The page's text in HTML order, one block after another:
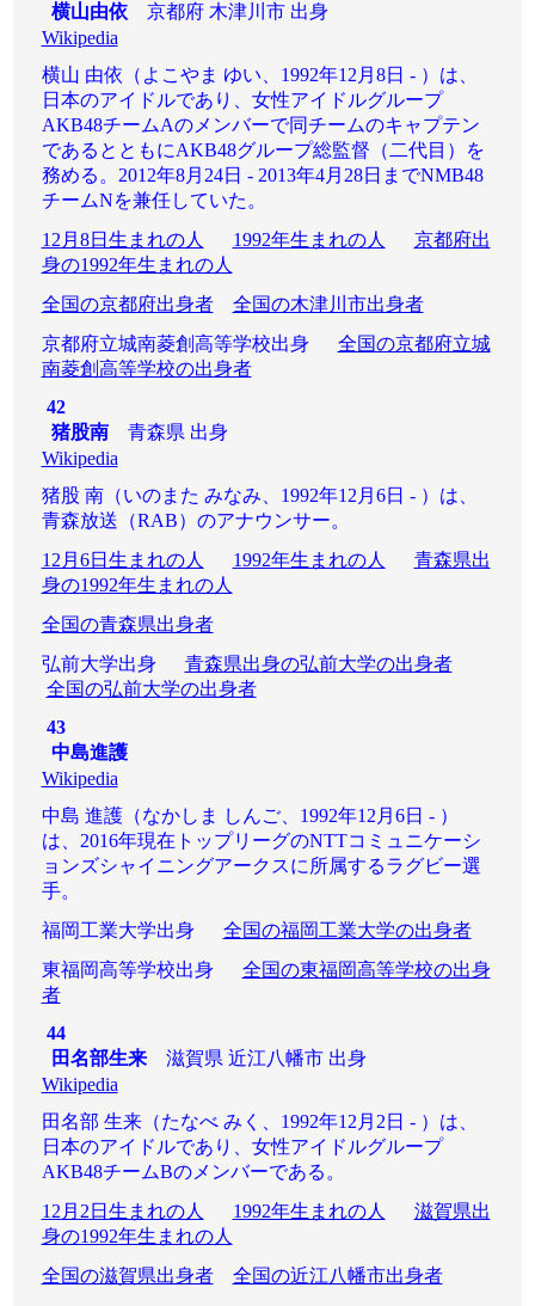
横山由依京都府 木津川市 出身
Wikipedia
横山 由依（よこやま ゆい、1992年12月8日 - ）は、
日本のアイドルであり、女性アイドルグループ
AKB48チームAのメンバーで同チームのキャプテン
であるとともにAKB48グループ総監督（二代目）を
務める。2012年8月24日 - 2013年4月28日までNMB48
チームNを兼任していた。
12月8日生まれの人
1992年生まれの人
京都府出
身の1992年生まれの人
全国の京都府出身者
全国の木津川市出身者
京都府立城南菱創高等学校出身 全国の京都府立城
南菱創高等学校の出身者
42
猪股南青森県 出身
Wikipedia
猪股 南（いのまた みなみ、1992年12月6日 - ）は、
青森放送（RAB）のアナウンサー。
12月6日生まれの人
1992年生まれの人
青森県出
身の1992年生まれの人
全国の青森県出身者
弘前大学出身 青森県出身の弘前大学の出身者
全国の弘前大学の出身者
43
中島進護
Wikipedia
中島 進護（なかしま しんご、1992年12月6日 - ）
は、2016年現在トップリーグのNTTコミュニケーシ
ョンズシャイニングアークスに所属するラグビー選
手。
福岡工業大学出身 全国の福岡工業大学の出身者
東福岡高等学校出身 全国の東福岡高等学校の出身
者
44
田名部生来滋賀県 近江八幡市 出身
Wikipedia
田名部 生来（たなべ みく、1992年12月2日 - ）は、
日本のアイドルであり、女性アイドルグループ
AKB48チームBのメンバーである。
12月2日生まれの人
1992年生まれの人
滋賀県出
身の1992年生まれの人
全国の滋賀県出身者
全国の近江八幡市出身者